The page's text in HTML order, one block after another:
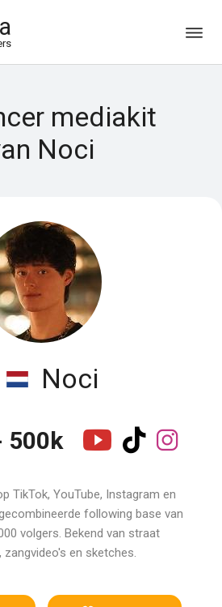
mediakit
Noci
Noci
500k
TikTok, YouTube, Instagram en
following base van
volgers. Bekend van straat
zangvideo's en sketches.